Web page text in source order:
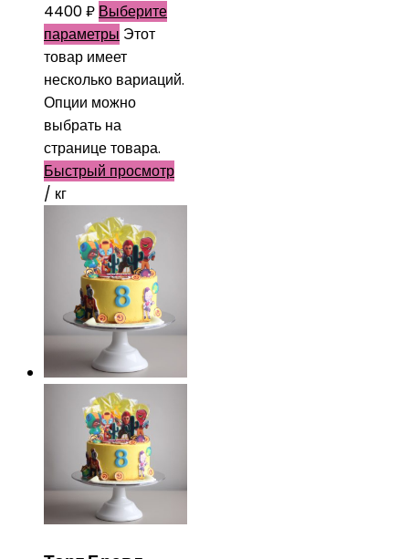
4400₽ Выберите
параметры Этот
товар имеет
несколько вариаций.
Опции можно
выбрать на
странице товара.
Быстрый просмотр
/ кг